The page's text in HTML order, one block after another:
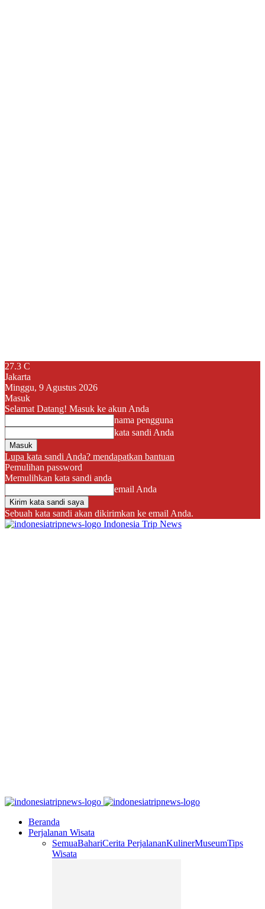
27.3 C
Jakarta
Minggu, 9 Agustus 2026
Masuk
Selamat Datang! Masuk ke akun Anda
nama pengguna
kata sandi Anda
Lupa kata sandi Anda? mendapatkan bantuan
Pemulihan password
Memulihkan kata sandi anda
email Anda
Sebuah kata sandi akan dikirimkan ke email Anda.
Indonesia Trip News
Beranda
Perjalanan Wisata
SemuaBahariCerita PerjalananKulinerMuseumTips
Wisata